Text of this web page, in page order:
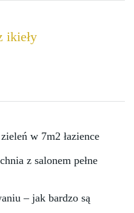
w 7m2 łazience
z salonem pełne
– jak bardzo są